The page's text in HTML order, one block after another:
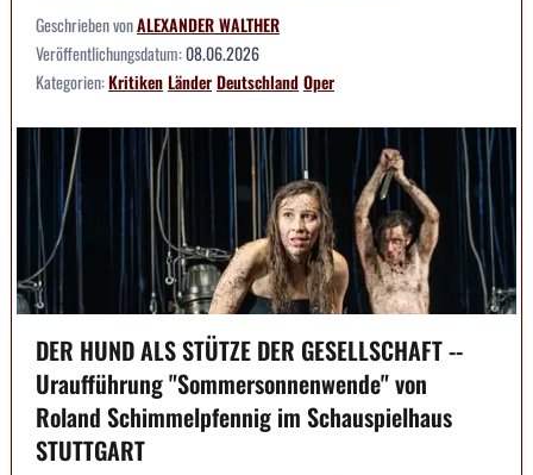
Geschrieben vonALEXANDER WALTHER
Veröffentlichungsdatum:08.06.2026
Kategorien:KritikenLänderDeutschlandOper
DER HUND ALS STÜTZE DER GESELLSCHAFT --
Uraufführung "Sommersonnenwende" von
Roland Schimmelpfennig im Schauspielhaus
STUTTGART